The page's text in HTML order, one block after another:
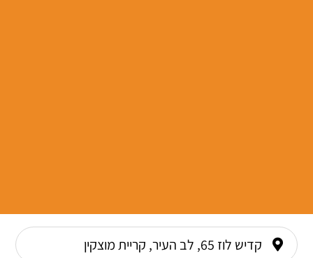
קדיש לוז 65, לב העיר, קריית מוצקין